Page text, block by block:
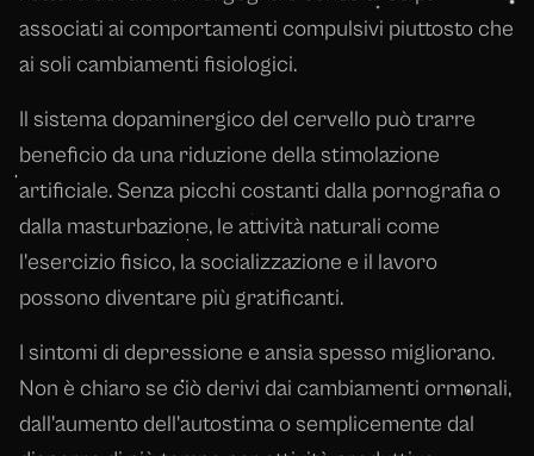
associati ai comportamenti compulsivi piuttosto che
ai soli cambiamenti fisiologici.
Il sistema dopaminergico del cervello può trarre
beneficio da una riduzione della stimolazione
artificiale. Senza picchi costanti dalla pornografia o
dalla masturbazione, le attività naturali come
l'esercizio fisico, la socializzazione e il lavoro
possono diventare più gratificanti.
I sintomi di depressione e ansia spesso migliorano.
Non è chiaro se ciò derivi dai cambiamenti ormonali,
dall'aumento dell'autostima o semplicemente dal